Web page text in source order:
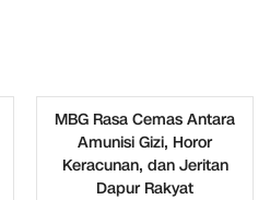
MBG Rasa Cemas Antara
Amunisi Gizi, Horor
Keracunan, dan Jeritan
Dapur Rakyat